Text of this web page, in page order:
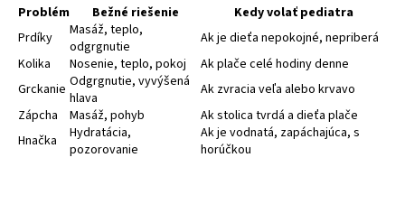
Problém Bežné riešenie
Kedy volať pediatra
Prdíky
Masáž, teplo,
odgrgnutie
Ak je dieťa nepokojné, nepriberá
Kolika
Nosenie, teplo, pokoj
Ak plače celé hodiny denne
Grckanie Odgrgnutie, vyvýšená
hlava
Ak zvracia veľa alebo krvavo
Zápcha
Masáž, pohyb
Ak stolica tvrdá a dieťa plače
Hnačka
Hydratácia,
pozorovanie
Ak je vodnatá, zapáchajúca, s
horúčkou